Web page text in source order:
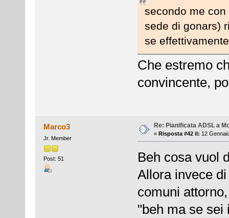
secondo me
sede di gonars)
se
Che estremo
convincente,
Marco3
Jr. Member
Post: 51
Re: Pianificata ADSL a
« Risposta #42 il: 12
Beh cosa vuol
Allora invece
comuni
"beh ma se sei